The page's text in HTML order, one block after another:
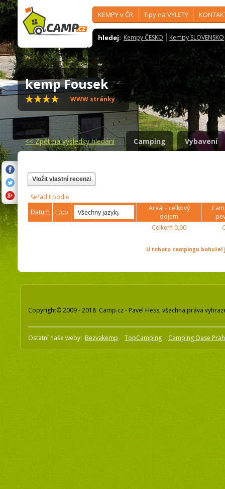
KEMPY v ČR Tipy na VÝLETY
hledej: Kempy ČESKO Kempy SLOVENSKO
kemp Fousek
WWW stránky
<<Zpět na výsledky hledání Camping Vybavení
Vložit vlastní recenzi
Seřadit podle
Datum
Foto
Areál - celkový
dojem
Celkem 0,00
U tohoto campingu
Copyright© 2009 - 2018 Camp.cz - Pavel Hess, všechna práva
Ostatní naše weby: Bezvakemp TopCamping Camping Oase